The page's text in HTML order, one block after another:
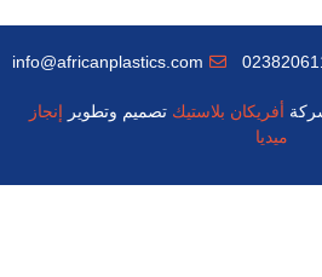
أفريكان بلاستيك تصميم وتطوير إنجاز
ميديا
info@africanplastics.com